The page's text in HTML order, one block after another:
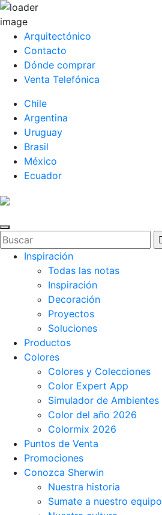
Arquitectónico
Contacto
Dónde comprar
Venta Telefónica
Chile
Argentina
Uruguay
Brasil
México
Ecuador
Inspiración
Todas las notas
Inspiración
Decoración
Proyectos
Soluciones
Productos
Colores
Colores y Colecciones
Color Expert App
Simulador de Ambientes
Color del año 2026
Colormix 2026
Puntos de Venta
Promociones
Conozca Sherwin
Nuestra historia
Sumate a nuestro equipo